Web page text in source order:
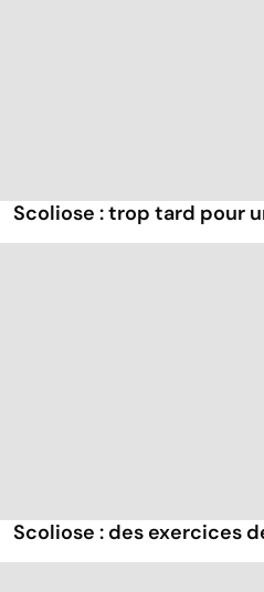
Scoliose : trop tard pour
Scoliose : des exercices